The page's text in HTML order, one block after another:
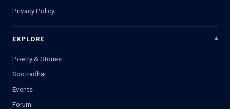
Privacy Policy
EXPLORE
Poetry & Stories
Sootradhar
Events
Forum